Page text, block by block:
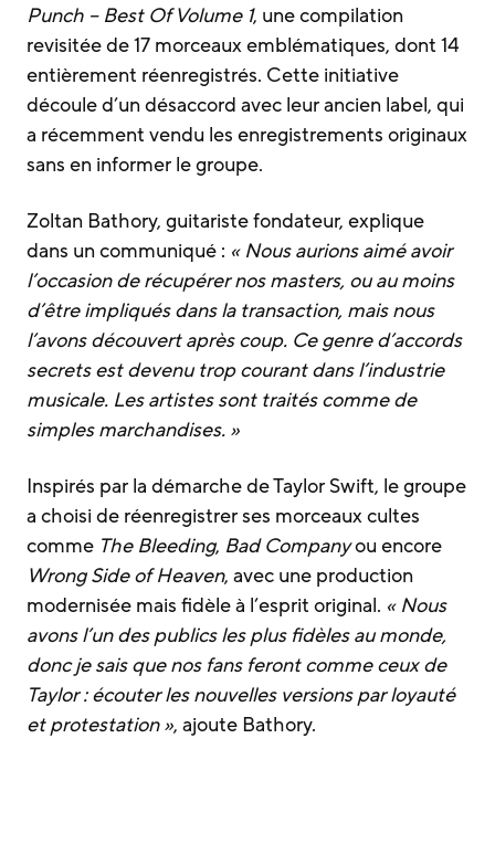
Punch – Best Of Volume 1, une compilation
revisitée de 17 morceaux emblématiques, dont 14
entièrement réenregistrés. Cette initiative
découle d’un désaccord avec leur ancien label, qui
a récemment vendu les enregistrements originaux
sans en informer le groupe.
Zoltan Bathory, guitariste fondateur, explique
dans un communiqué : « Nous aurions aimé avoir
l’occasion de récupérer nos masters, ou au moins
d’être impliqués dans la transaction, mais nous
l’avons découvert après coup. Ce genre d’accords
secrets est devenu trop courant dans l’industrie
musicale. Les artistes sont traités comme de
simples marchandises. »
Inspirés par la démarche de Taylor Swift, le groupe
a choisi de réenregistrer ses morceaux cultes
comme The Bleeding, Bad Companyou encore
Wrong Side of Heaven, avec une production
modernisée mais fidèle à l’esprit original. « Nous
avons l’un des publics les plus fidèles au monde,
donc je sais que nos fans feront comme ceux de
Taylor : écouter les nouvelles versions par loyauté
et protestation », ajoute Bathory.